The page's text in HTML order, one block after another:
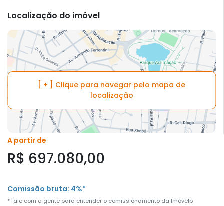
Localização do imóvel
[ + ] Clique para navegar pelo mapa de
localização
A partir de
R$ 697.080,00
Comissão bruta: 4%*
* fale com a gente para entender o comissionamento da Imóvelp